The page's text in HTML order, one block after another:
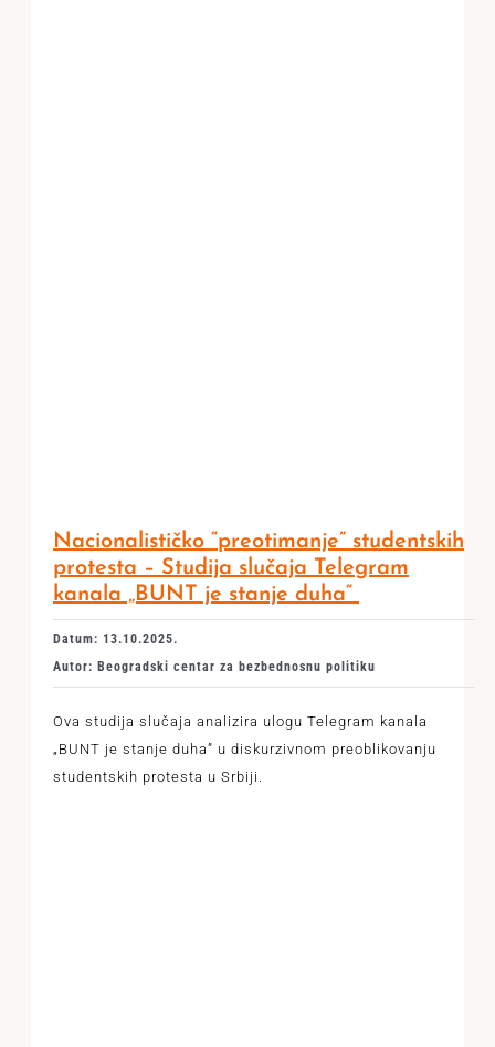
Nacionalističko “preotimanje” studentskih
protesta – Studija slučaja Telegram
kanala „BUNT je stanje duha“
Datum: 13.10.2025.
Autor: Beogradski centar za bezbednosnu politiku
Ova studija slučaja analizira ulogu Telegram kanala
„BUNT je stanje duha” u diskurzivnom preoblikovanju
studentskih protesta u Srbiji.